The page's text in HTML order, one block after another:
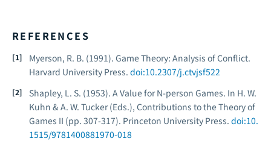
REFERENCES
Myerson, R. B. (1991). Game Theory: Analysis of Conflict.
Harvard University Press. doi:10.2307/j.ctvjsf522
Shapley, L. S. (1953). A Value for N-person Games. In H. W.
Kuhn & A. W. Tucker (Eds.), Contributions to the Theory of
Games II (pp. 307-317). Princeton University Press. doi:10.
1515/9781400881970-018